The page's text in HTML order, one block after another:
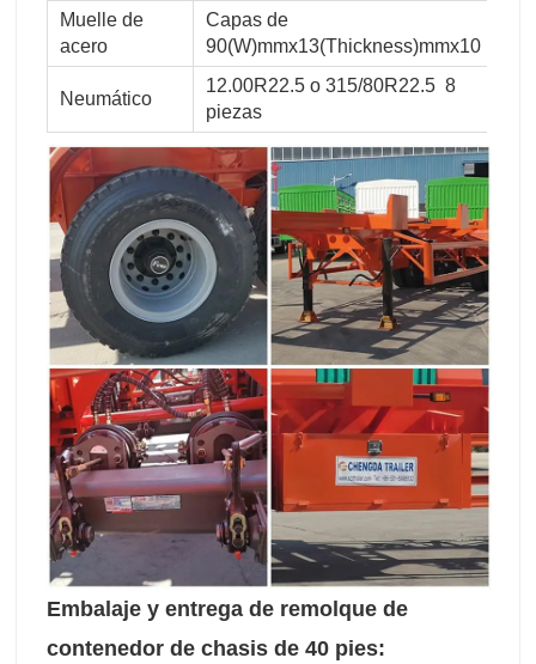
Muelle de
acero
Capas de
90(W)mmx13(Thickness)mmx10
Neumático
12.00R22.5 o 315/80R22.5 8
piezas
Embalaje y entrega de remolque de
contenedor de chasis de 40 pies: